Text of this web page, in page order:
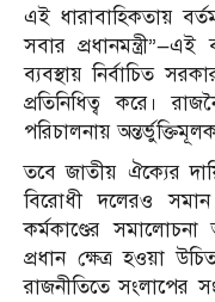
এই ধারাবাহিকতায়
সবার প্রধানমন্ত্রী”—এই
ব্যবস্থায় নির্বাচিত
প্রতিনিধিত্ব করে।
পরিচালনায়
তবে জাতীয় ঐক্যের
বিরোধী দলেরও
কর্মকাণ্ডের
প্রধান ক্ষেত্র হওয়া
রাজনীতিতে সংলাপের